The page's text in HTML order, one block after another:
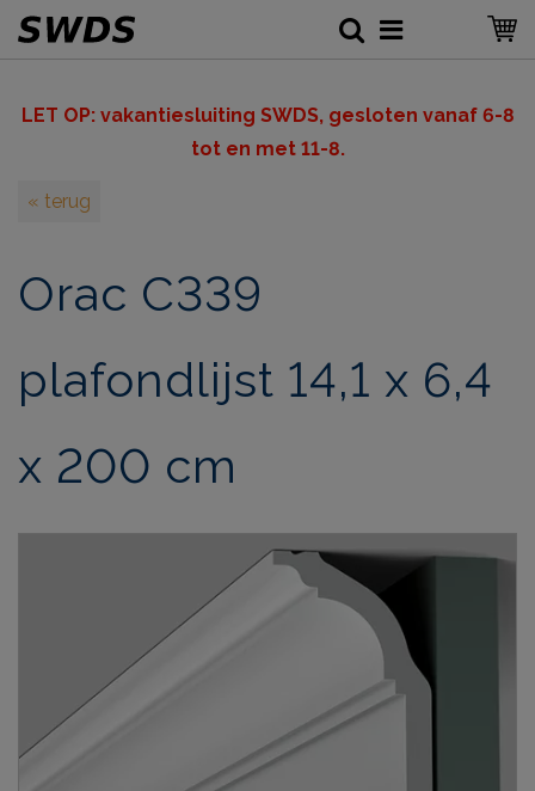
LET OP: vakantiesluiting SWDS, gesloten vanaf 6-8
tot en met 11-8.
« terug
Orac C339
plafondlijst 14,1 x 6,4
x 200 cm